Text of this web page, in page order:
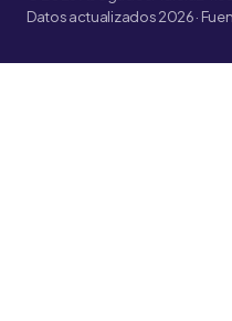
Datos actualizados 2026 ·